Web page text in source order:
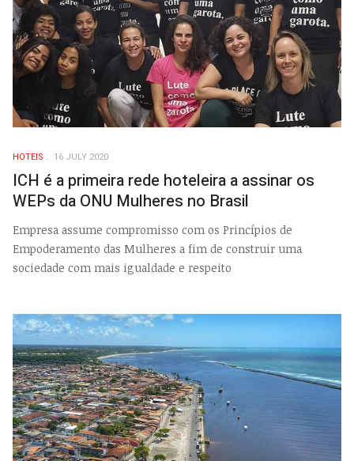
HOTEIS 16 JULY 2020
ICH é a primeira rede hoteleira a assinar os
WEPs da ONU Mulheres no Brasil
Empresa assume compromisso com os Princípios de
Empoderamento das Mulheres a fim de construir uma
sociedade com mais igualdade e respeito